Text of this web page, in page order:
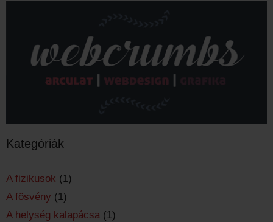
Kategóriák
A fizikusok (1)
A fösvény (1)
A helység kalapácsa (1)